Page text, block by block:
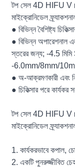
টপ সেল 4D HIFU V
মাইক্রোনিডেল
● বিভিন্ন বৈশিষ্ট্য
● বিভিন্ন অপারেশনাল
স্তরের জন্য; -4.5 মিমি
-6.0mm/8mm/
● অ-আক্রমণকারী এবং
● চিকিত্সার পরে কার্যকর
টপ সেল 4D HIFU V
মাইক্রোনিডেল
1. কার্যকরভাবে কপাল,
2. একটি পুনরুজ্জীবিত